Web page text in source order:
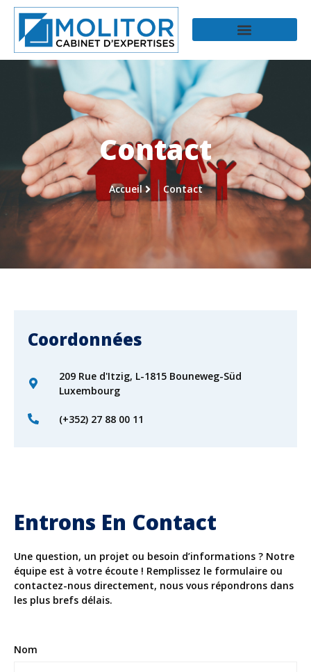
Contact
Accueil Contact
Coordonnées
209 Rue d'Itzig, L-1815 Bouneweg-Süd
Luxembourg
(+352) 27 88 00 11
Entrons En Contact
Une question, un projet ou besoin d’informations ? Notre
équipe est à votre écoute ! Remplissez le formulaire ou
contactez-nous directement, nous vous répondrons dans
les plus brefs délais.
Nom